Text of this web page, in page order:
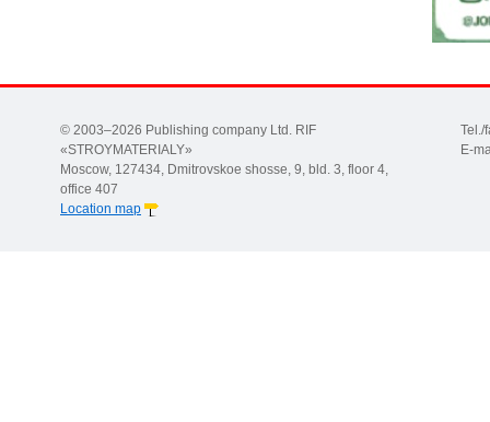
© 2003–2026 Publishing company Ltd. RIF
«STROYMATERIALY»
Moscow, 127434, Dmitrovskoe shosse, 9, bld. 3, floor 4,
office 407
Location map
Tel./
E-